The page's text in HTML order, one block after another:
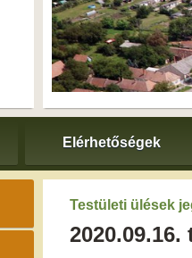
Elérhetőségek
Testületi ülések